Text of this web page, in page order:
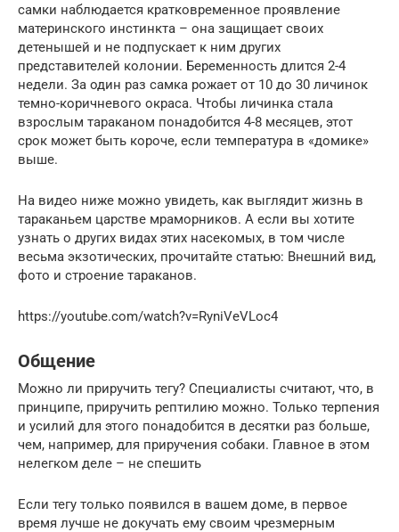
самки наблюдается кратковременное проявление
материнского инстинкта – она защищает своих
детенышей и не подпускает к ним других
представителей колонии. Беременность длится 2-4
недели. За один раз самка рожает от 10 до 30 личинок
темно-коричневого окраса. Чтобы личинка стала
взрослым тараканом понадобится 4-8 месяцев, этот
срок может быть короче, если температура в «домике»
выше.
На видео ниже можно увидеть, как выглядит жизнь в
тараканьем царстве мраморников. А если вы хотите
узнать о других видах этих насекомых, в том числе
весьма экзотических, прочитайте статью: Внешний вид,
фото и строение тараканов.
https://youtube.com/watch?v=RyniVeVLoc4
Общение
Можно ли приручить тегу? Специалисты считают, что, в
принципе, приручить рептилию можно. Только терпения
и усилий для этого понадобится в десятки раз больше,
чем, например, для приручения собаки. Главное в этом
нелегком деле – не спешить
Если тегу только появился в вашем доме, в первое
время лучше не докучать ему своим чрезмерным